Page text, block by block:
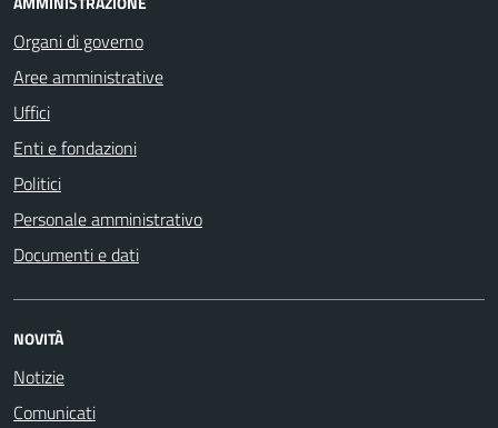
Organi di governo
Aree amministrative
Uffici
Enti e fondazioni
Politici
Personale amministrativo
Documenti e dati
NOVITÀ
Notizie
Comunicati